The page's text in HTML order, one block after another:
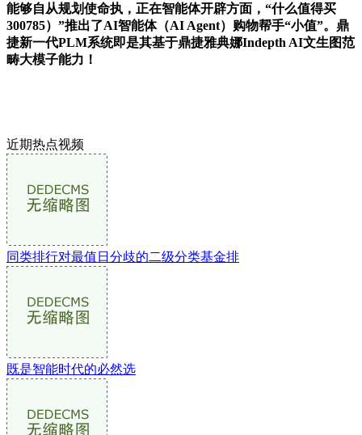
能够自从规划使命执，正在智能体开辟方面，“什么值得买
300785）”推出了AI智能体（AI Agent）购物帮手“小值”。鼎
捷新一代PLM系统即是其基于鼎捷雅典娜Indepth AI文生图范
畴大模子能力！
近期热点视频
同类排行对最值日分歧的二级分类基金排
既是智能时代的必然选